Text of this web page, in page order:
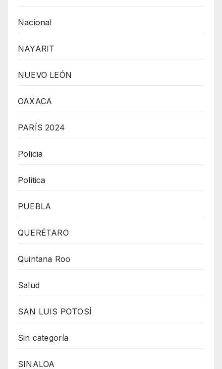
Nacional
NAYARIT
NUEVO LEÓN
OAXACA
PARÍS 2024
Policia
Politica
PUEBLA
QUERÉTARO
Quintana Roo
Salud
SAN LUIS POTOSÍ
Sin categoría
SINALOA